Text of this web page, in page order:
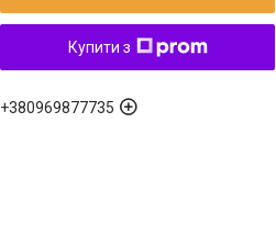
Купити з
+380969877735